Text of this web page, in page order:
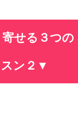
せる３つの
ン２▼